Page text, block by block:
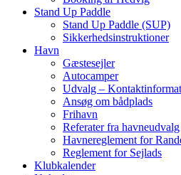
Stand Up Paddle
Stand Up Paddle (SUP)
Sikkerhedsinstruktioner
Havn
Gæstesejler
Autocamper
Udvalg –
Ansøg om bådplads
Frihavn
Referater fra havneudvalg
Havnereglement for
Reglement for Sejlads
Klubkalender